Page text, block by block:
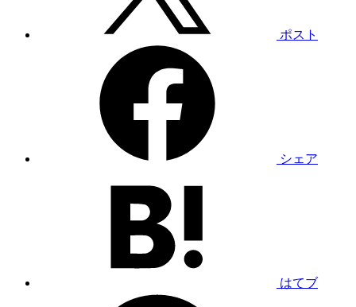
ポスト
シェア
はてブ